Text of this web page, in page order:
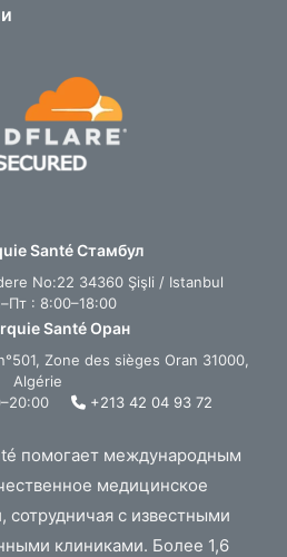
Santé Стамбул
No:22 34360 Şişli / Istanbul
: 8:00–18:00
Santé Оран
Zone des sièges Oran 31000,
Algérie
+213 42 04 93 72
помогает международным
медицинское
сотрудничая с известными
клиниками. Более 1,6